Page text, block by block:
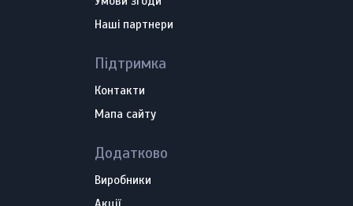
Наші партнери
Підтримка
Контакти
Мапа сайту
Додатково
Виробники